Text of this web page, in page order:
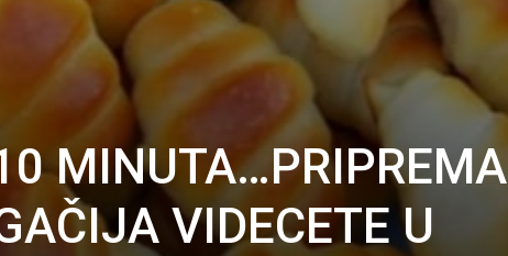
MINUTA…PRIPREMA
VIDECETE U